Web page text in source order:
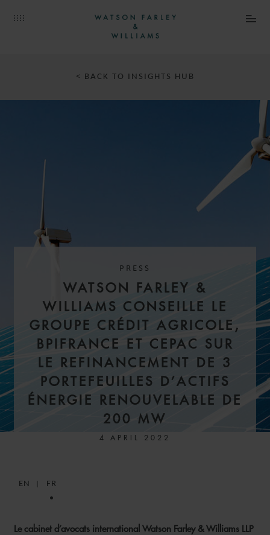
< BACK TO INSIGHTS HUB
PRESS
WATSON FARLEY &
WILLIAMS CONSEILLE LE
GROUPE CRÉDIT AGRICOLE,
BPIFRANCE ET CEPAC SUR
LE REFINANCEMENT DE 3
PORTEFEUILLES D’ACTIFS
ÉNERGIE RENOUVELABLE DE
200 MW
4 APRIL 2022
EN FR
Le cabinet d’avocats international Watson Farley & Williams LLP